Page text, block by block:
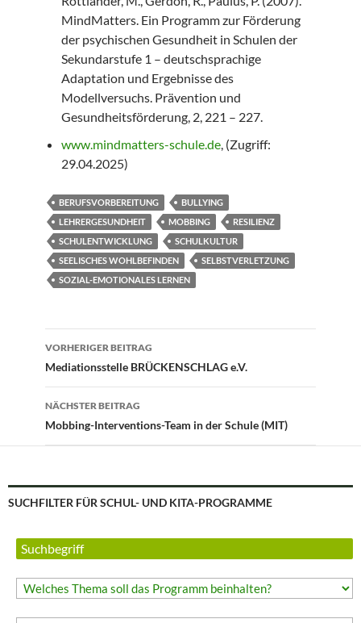
MindMatters. Ein Programm zur Förderung
der psychischen Gesundheit in Schulen der
Sekundarstufe 1 – deutschsprachige
Adaptation und Ergebnisse des
Modellversuchs. Prävention und
Gesundheitsförderung, 2, 221 – 227.
www.mindmatters-schule.de , (Zugriff:
29.04.2025)
BERUFSVORBEREITUNG
BULLYING
LEHRERGESUNDHEIT
MOBBING
RESILIENZ
SCHULENTWICKLUNG
SCHULKULTUR
SEELISCHES WOHLBEFINDEN
SELBSTVERLETZUNG
SOZIAL-EMOTIONALES LERNEN
Beitragsnavigation
VORHERIGER BEITRAG
Mediationsstelle BRÜCKENSCHLAG e.V.
NÄCHSTER BEITRAG
Mobbing-Interventions-Team in der Schule (MIT)
SUCHFILTER FÜR SCHUL- UND KITA-PROGRAMME